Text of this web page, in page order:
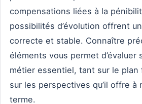
compensations liées à la
possibilités d’évolution offrent
correcte et stable. Connaître
éléments vous permet d’évaluer
métier essentiel, tant sur le plan
sur les perspectives qu’il offre à
terme.